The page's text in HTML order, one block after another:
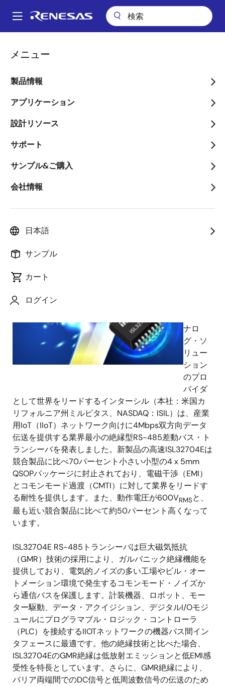
ン
Main
メニュー
製品情報
アプリケーション
設計リソース
サポート
サンプル&ご購入
会社情報
日本語
サンプル
カート
ログイン
パ
ン
く
ず
インターシル、業界最小の絶縁型RS-485トランシーバを発表
インターシル、業界最小の
絶縁型RS-485トランシー
バを発表
堅牢性の高いISL32704E、産業用IoTネ
ットワーク向けに革新的な性能、業界
をリードするEMIとCMTI特性、最高の
ナロ
グ・ソ
リュー
ション
のプロ
バイダ
として世界をリードするインターシル（本社：米国カ
リフォルニア州ミルピタス、NASDAQ：ISIL）は、産業
用IoT（IIoT）ネットワーク向けに4Mbps双方向データ
伝送を提供する業界最小の絶縁型RS-485差動バス・ト
ランシーバを発表しました。新製品の高速ISL32704Eは
競合製品に比べ70パーセント小さい小型の4 x 5mm
QSOPパッケージに封止されており、電磁干渉（EMI）
とコモンモード過渡（CMTI）に対して業界をリードす
る耐性を提供します。また、動作電圧が600VRMSと、
最も近い競合製品に比べて約50パーセント高くなって
います。
ISL32704E RS-485トランシーバは巨大磁気抵抗
（GMR）技術の採用により、ガルバニック絶縁機能を
提供しており、電気的ノイズの多い工場やビル・オー
トメーション環境で発生するコモンモード・ノイズか
ら通信バスを保護します。計装機器、ロボット、モー
ター駆動、データ・アクイジション、デジタルI/Oモジ
ュールにプログラマブル・ロジック・コントローラ
（PLC）を接続するIIOTネットワークの機器バス間イン
タフェースに最適です。他の絶縁技術と比べた場合、
ISL32704EのGMR絶縁は低放射エミッションと低EMI感
受性を特長としています。さらに、GMR絶縁により、
バリア両端間でのDC信号と低周波数信号の伝送のため